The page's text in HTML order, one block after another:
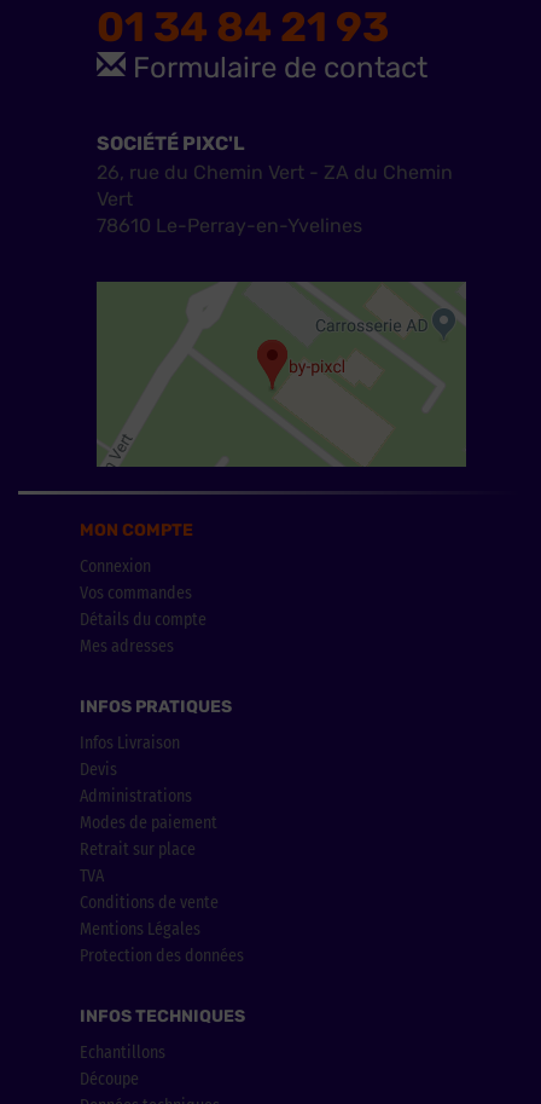
01 34 84 21 93
Formulaire de contact
SOCIÉTÉ PIXC'L
26, rue du Chemin Vert - ZA du Chemin
Vert
78610 Le-Perray-en-Yvelines
MON COMPTE
Connexion
Vos commandes
Détails du compte
Mes adresses
INFOS PRATIQUES
Infos Livraison
Devis
Administrations
Modes de paiement
Retrait sur place
TVA
Conditions de vente
Mentions Légales
Protection des données
INFOS TECHNIQUES
Echantillons
Découpe